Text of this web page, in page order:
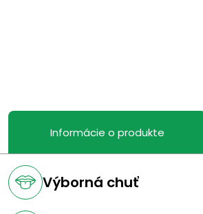
Informácie o produkte
Výborná chuť